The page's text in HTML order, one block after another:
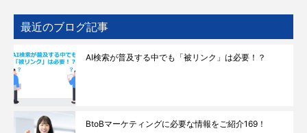
最近のブログ記事
AI検索が普及する中でも「被リンク」は必要！？
BtoBマーケティングに必要な情報をご紹介169！